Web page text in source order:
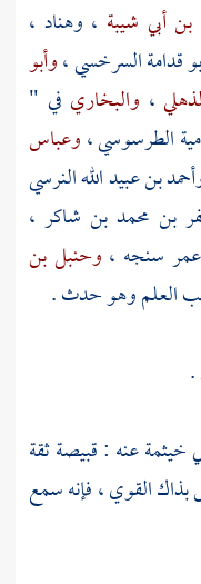
بن أبي شيبة ، وهناد ،
قدامة السرخسي،وأبو
، والبخاري في "
الطرسوسي،وعباس
بن عبيد الله النرسي
بن محمد بن شاكر ،
سنجه ، وحنبل بن
العلم وهو حدث .
.
خيثمةعنه :قبيصةثقة
بذاك القوي ، فإنه سمع